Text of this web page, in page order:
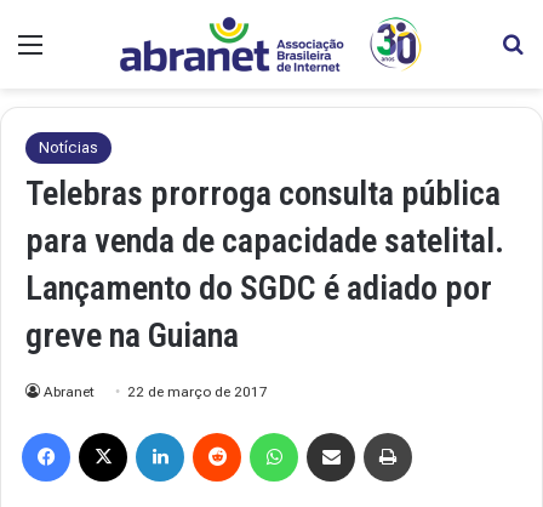
Notícias
Telebras prorroga consulta pública
para venda de capacidade satelital.
Lançamento do SGDC é adiado por
greve na Guiana
Abranet 22 de março de 2017